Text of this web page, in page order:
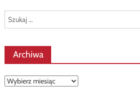
Szukaj:
Archiwa
Archiwa